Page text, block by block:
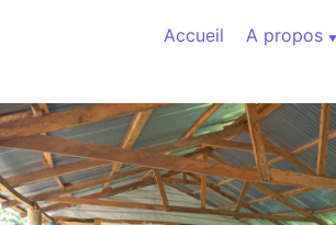
Accueil
A propos